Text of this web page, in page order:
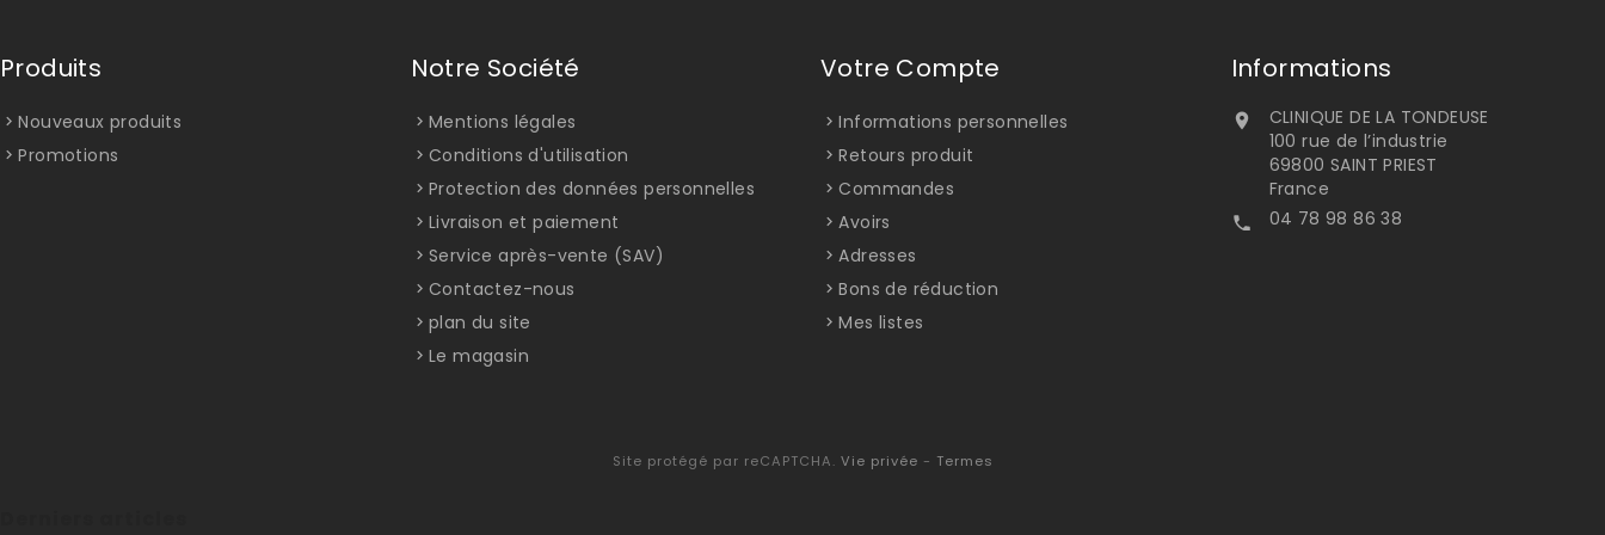
Produits
Nouveaux produits
Promotions
Notre Société
Mentions légales
Conditions d'utilisation
Protection des données personnelles
Livraison et paiement
Service après-vente (SAV)
Contactez-nous
plan du site
Le magasin
Votre Compte
Informations personnelles
Retours produit
Commandes
Avoirs
Adresses
Bons de réduction
Mes listes
Informations

CLINIQUE DE LA TONDEUSE
100 rue de l’industrie
69800 SAINT PRIEST
France
 04 78 98 86 38
Site protégé par reCAPTCHA. Vie privée - Termes